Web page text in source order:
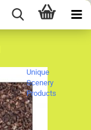
Unique
Scenery
Products